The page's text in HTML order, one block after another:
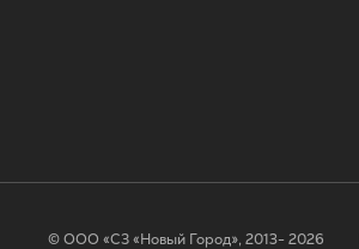
© ООО «СЗ «Новый Город», 2013- 2026